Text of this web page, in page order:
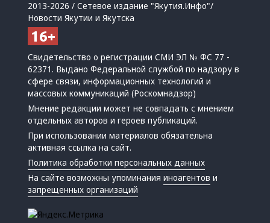
2013-2026 / Сетевое издание "Якутия.Инфо"/
Новости Якутии и Якутска
Свидетельство о регистрации СМИ ЭЛ № ФС 77 -
62371. Выдано Федеральной службой по надзору в
сфере связи, информационных технологий и
массовых коммуникаций (Роскомнадзор)
Мнение редакции может не совпадать с мнением
отдельных авторов и героев публикаций.
При использовании материалов обязательна
активная ссылка на сайт.
Политика обработки персональных данных
На сайте возможны упоминанияиноагентов и
запрещенных организаций